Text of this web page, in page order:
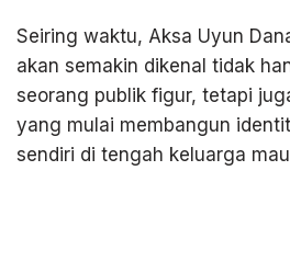
Seiring waktu, Aksa Uyun
akan semakin dikenal tidak
seorang publik figur, tetapi
yang mulai membangun
sendiri di tengah keluarga